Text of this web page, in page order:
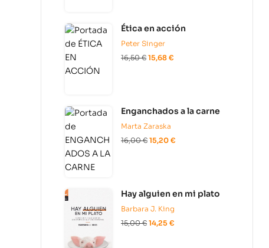
Ética en acción
Peter Singer
16,50€ 15,68 €
Enganchados a la carne
Marta Zaraska
16,00€ 15,20 €
Hay alguien en mi plato
Barbara J. King
15,00€ 14,25 €